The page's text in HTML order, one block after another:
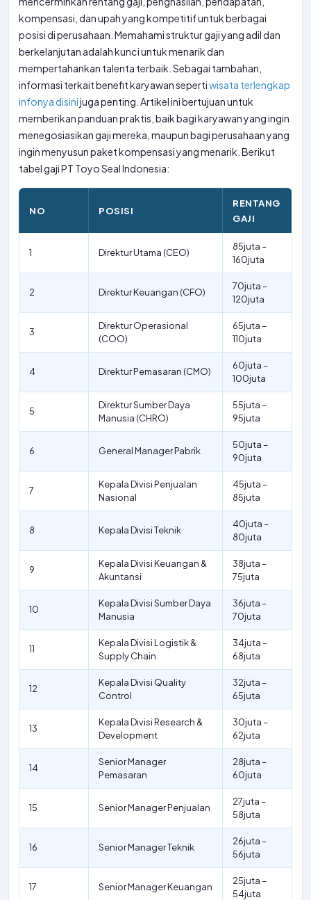
kompensasi, dan upah yang kompetitif untuk berbagai
posisi di perusahaan. Memahami struktur gaji yang adil dan
berkelanjutan adalah kunci untuk menarik dan
mempertahankan talenta terbaik. Sebagai tambahan,
informasi terkait benefit karyawan sepertiwisata terlengkap
infonya disinijuga penting. Artikel ini bertujuan untuk
memberikan panduan praktis, baik bagi karyawan yang ingin
menegosiasikan gaji mereka, maupun bagi perusahaan yang
ingin menyusun paket kompensasi yang menarik. Berikut
tabel gaji PT Toyo Seal Indonesia:
NO POSISI
RENTANG
GAJI
1 Direktur Utama (CEO)
85juta –
160juta
2 Direktur Keuangan (CFO)
70juta –
120juta
3
Direktur Operasional
(COO)
65juta –
110juta
4 Direktur Pemasaran (CMO)
60juta –
100juta
5
Direktur Sumber Daya
Manusia (CHRO)
55juta –
95juta
6 General Manager Pabrik
50juta –
90juta
7
Kepala Divisi Penjualan
Nasional
45juta –
85juta
8 Kepala Divisi Teknik
40juta –
80juta
9
Kepala Divisi Keuangan &
Akuntansi
38juta –
75juta
10
Kepala Divisi Sumber Daya
Manusia
36juta –
70juta
11
Kepala Divisi Logistik &
Supply Chain
34juta –
68juta
12
Kepala Divisi Quality
Control
32juta –
65juta
13
Kepala Divisi Research &
Development
30juta –
62juta
14
Senior Manager
Pemasaran
28juta –
60juta
15 Senior Manager Penjualan
27juta –
58juta
16 Senior Manager Teknik
26juta –
56juta
17 Senior Manager Keuangan
25juta –
54juta